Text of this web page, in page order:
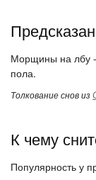
Морщины на лбу -
пола.
Толкование снов из
К чему
Популярность у